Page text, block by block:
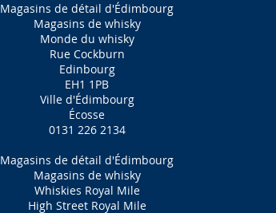
Magasins de détail d'Édimbourg
Magasins de whisky
Monde du whisky
Rue Cockburn
Edinbourg
EH1 1PB
Ville d'Édimbourg
Écosse
0131 226 2134
Magasins de détail d'Édimbourg
Magasins de whisky
Whiskies Royal Mile
High Street Royal Mile